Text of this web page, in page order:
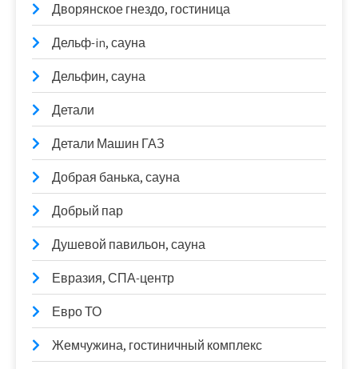
Дворянское гнездо, гостиница
Дельф-in, сауна
Дельфин, сауна
Детали
Детали Машин ГАЗ
Добрая банька, сауна
Добрый пар
Душевой павильон, сауна
Евразия, СПА-центр
Евро ТО
Жемчужина, гостиничный комплекс